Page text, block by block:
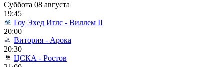
Суббота 08 августа
19:45
Гоу Эхед Иглс - Виллем II
20:00
Витория - Арока
20:30
ЦСКА - Ростов